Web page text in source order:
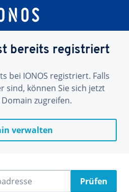
bereits registriert
bei IONOS registriert. Falls
sind, können Sie sich jetzt
zugreifen.
verwalten
Prüfen